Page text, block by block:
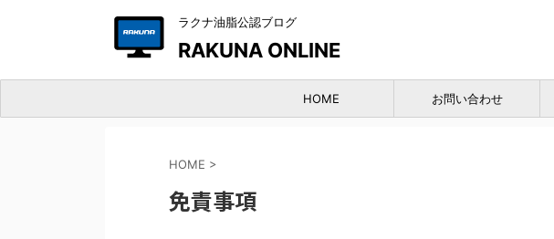
ラクナ油脂公認ブログ
RAKUNA ONLINE
HOME お問い合わせ
HOME >
免責事項